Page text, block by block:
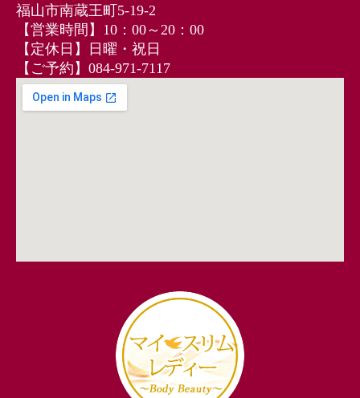
福山市南蔵王町5-19-2
【営業時間】10：00～20：00
【定休日】日曜・祝日
【ご予約】084‐971‐7117